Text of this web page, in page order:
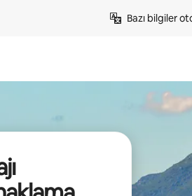
Bazı bilgiler